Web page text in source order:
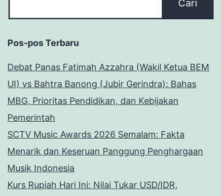
Pos-pos Terbaru
Debat Panas Fatimah Azzahra (Wakil Ketua BEM
UI) vs Bahtra Banong (Jubir Gerindra): Bahas
MBG, Prioritas Pendidikan, dan Kebijakan
Pemerintah
SCTV Music Awards 2026 Semalam: Fakta
Menarik dan Keseruan Panggung Penghargaan
Musik Indonesia
Kurs Rupiah Hari Ini: Nilai Tukar USD/IDR,